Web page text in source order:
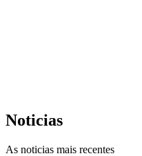
Noticias
As noticias mais recentes